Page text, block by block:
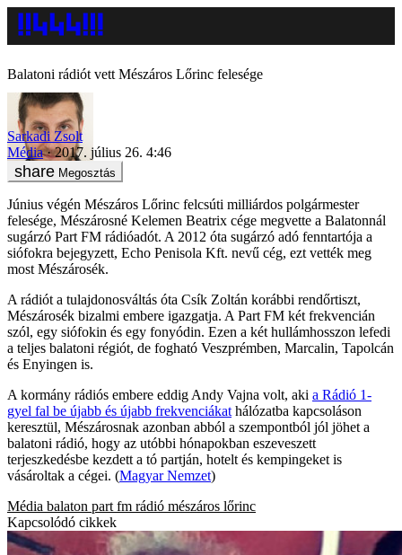
Balatoni rádiót vett Mészáros Lőrinc felesége
Sarkadi Zsolt
Média
2017. július 26. 4:46
Megosztás
Június végén Mészáros Lőrinc felcsúti milliárdos polgármester
felesége, Mészárosné Kelemen Beatrix cége megvette a Balatonnál
sugárzó Part FM rádióadót. A 2012 óta sugárzó adó fenntartója a
siófokra bejegyzett, Echo Penisola Kft. nevű cég, ezt vették meg
most Mészárosék.
A rádiót a tulajdonosváltás óta Csík Zoltán korábbi rendőrtiszt,
Mészárosék bizalmi embere igazgatja. A Part FM két frekvencián
szól, egy siófokin és egy fonyódin. Ezen a két hullámhosszon lefedi
a teljes balatoni régiót, de fogható Veszprémben, Marcalin, Tapolcán
és Enyingen is.
A kormány rádiós embere eddig Andy Vajna volt, aki a Rádió 1-
gyel fal be újabb és újabb frekvenciákat hálózatba kapcsoláson
keresztül, Mészárosnak azonban abból a szempontból jól jöhet a
balatoni rádió, hogy az utóbbi hónapokban eszeveszett
terjeszkedésbe kezdett a tó partján, hotelt és kempingeket is
vásároltak a cégei. (Magyar Nemzet)
Média balaton part fm rádió mészáros lőrinc
Kapcsolódó cikkek